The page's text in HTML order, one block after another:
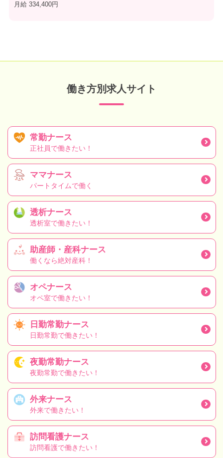
月給 334,400円
働き方別求人サイト
常勤ナース
正社員で働きたい！
ママナース
パートタイムで働く
透析ナース
透析室で働きたい！
助産師・産科ナース
働くなら絶対産科！
オペナース
オペ室で働きたい！
日勤常勤ナース
日勤常勤で働きたい！
夜勤常勤ナース
夜勤常勤で働きたい！
外来ナース
外来で働きたい！
訪問看護ナース
訪問看護で働きたい！